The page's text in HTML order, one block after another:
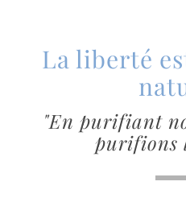
La liberté
"En purifiant
purifions